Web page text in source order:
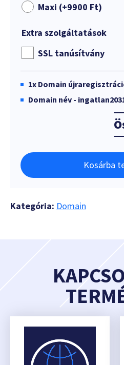
Maxi (+9900 Ft)
Extra szolgáltatások
SSL tanúsítvány
1x Domain
Domain név -
Kosárba
Kategória: Domain